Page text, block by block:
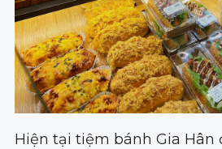
Hiện tại tiệm bánh Gia Hân